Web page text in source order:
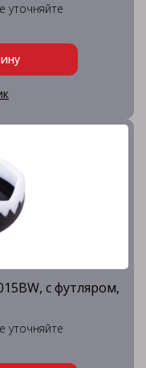
уточняйте
с футляром,
уточняйте